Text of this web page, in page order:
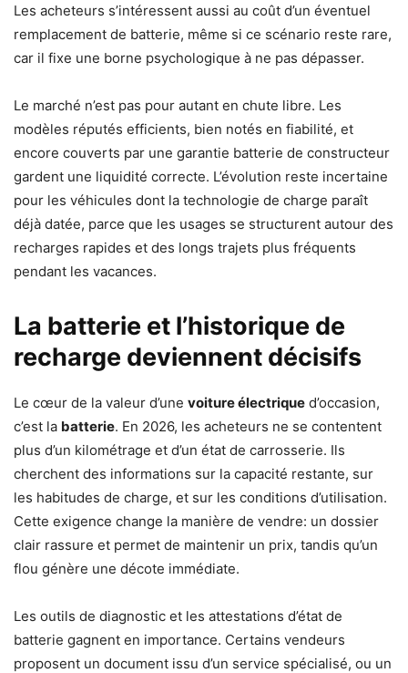
Les acheteurs s’intéressent aussi au coût d’un éventuel
remplacement de batterie, même si ce scénario reste rare,
car il fixe une borne psychologique à ne pas dépasser.
Le marché n’est pas pour autant en chute libre. Les
modèles réputés efficients, bien notés en fiabilité, et
encore couverts par une garantie batterie de constructeur
gardent une liquidité correcte. L’évolution reste incertaine
pour les véhicules dont la technologie de charge paraît
déjà datée, parce que les usages se structurent autour des
recharges rapides et des longs trajets plus fréquents
pendant les vacances.
La batterie et l’historique de
recharge deviennent décisifs
Le cœur de la valeur d’une voiture électrique d’occasion,
c’est la batterie. En 2026, les acheteurs ne se contentent
plus d’un kilométrage et d’un état de carrosserie. Ils
cherchent des informations sur la capacité restante, sur
les habitudes de charge, et sur les conditions d’utilisation.
Cette exigence change la manière de vendre: un dossier
clair rassure et permet de maintenir un prix, tandis qu’un
flou génère une décote immédiate.
Les outils de diagnostic et les attestations d’état de
batterie gagnent en importance. Certains vendeurs
proposent un document issu d’un service spécialisé, ou un